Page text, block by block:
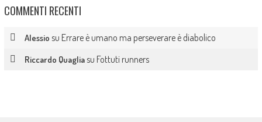
COMMENTI RECENTI
Alessio su Errare è umano ma perseverare è diabolico
Riccardo Quagliasu Fottuti runners